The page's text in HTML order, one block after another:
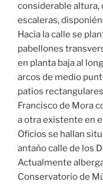
considerable altura,
escaleras,
Hacia la calle se
pabellones
en planta baja al
arcos de medio
patios
Francisco de Mora
a otra existente en
Oficios se hallan
antaño calle de los
Actualmente
Conservatorio de